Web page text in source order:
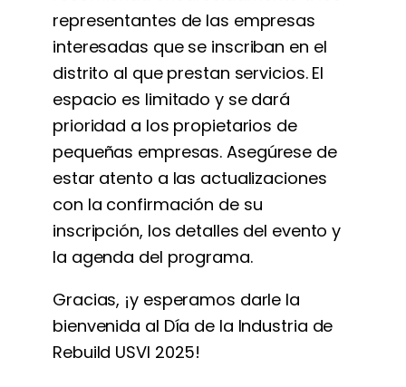
representantes de las empresas
interesadas que se inscriban en el
distrito al que prestan servicios. El
espacio es limitado y se dará
prioridad a los propietarios de
pequeñas empresas. Asegúrese de
estar atento a las actualizaciones
con la confirmación de su
inscripción, los detalles del evento y
la agenda del programa.
Gracias, ¡y esperamos darle la
bienvenida al Día de la Industria de
Rebuild USVI 2025!